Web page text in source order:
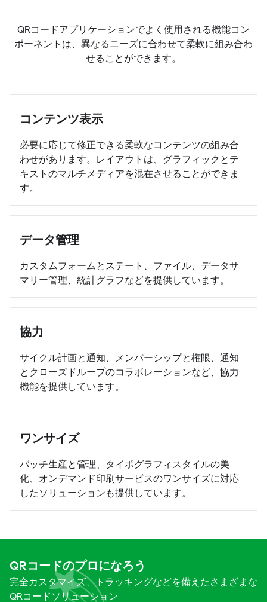
QRコードアプリケーションでよく使用される機能コン
ポーネントは、異なるニーズに合わせて柔軟に組み合わ
せることができます。
コンテンツ表示
必要に応じて修正できる柔軟なコンテンツの組み合
わせがあります。レイアウトは、グラフィックとテ
キストのマルチメディアを混在させることができま
す。
データ管理
カスタムフォームとステート、ファイル、データサ
マリー管理、統計グラフなどを提供しています。
協力
サイクル計画と通知、メンバーシップと権限、通知
とクローズドループのコラボレーションなど、協力
機能を提供しています。
ワンサイズ
バッチ生産と管理、タイポグラフィスタイルの美
化、オンデマンド印刷サービスのワンサイズに対応
したソリューションも提供しています。
QRコードのプロになろう
完全カスタマイズ、トラッキングなどを備えたさまざまな
QRコードソリューション